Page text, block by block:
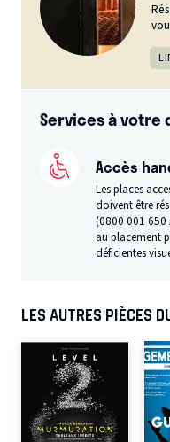
Services à votre
Accès
Les places
doivent être
(0800 001 650
au placement
déficientes
LES AUTRES PIÈCES